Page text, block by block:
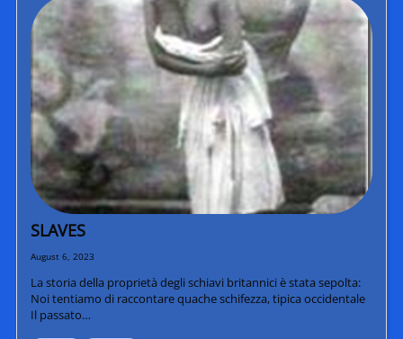
SLAVES
August 6, 2023
La storia della proprietà degli schiavi britannici è stata sepolta:
Noi tentiamo di raccontare quache schifezza, tipica occidentale
Il passato…